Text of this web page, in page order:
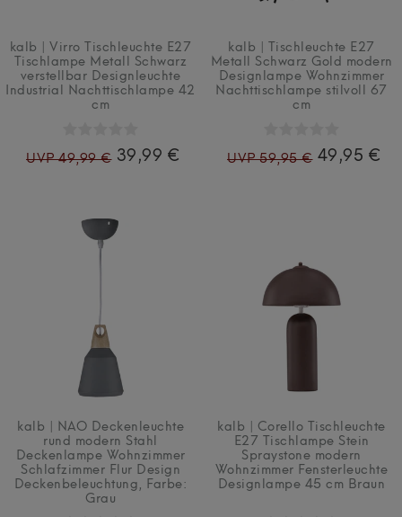
kalb | Virro Tischleuchte E27
Tischlampe Metall Schwarz
verstellbar Designleuchte
Industrial Nachttischlampe 42
cm
UVP 49,99 € 39,99 €
kalb | Tischleuchte E27
Metall Schwarz Gold modern
Designlampe Wohnzimmer
Nachttischlampe stilvoll 67
cm
UVP 59,95 € 49,95 €
kalb | NAO Deckenleuchte
rund modern Stahl
Deckenlampe Wohnzimmer
Schlafzimmer Flur Design
Deckenbeleuchtung , Farbe:
Grau
kalb | Corello Tischleuchte
E27 Tischlampe Stein
Spraystone modern
Wohnzimmer Fensterleuchte
Designlampe 45 cm Braun